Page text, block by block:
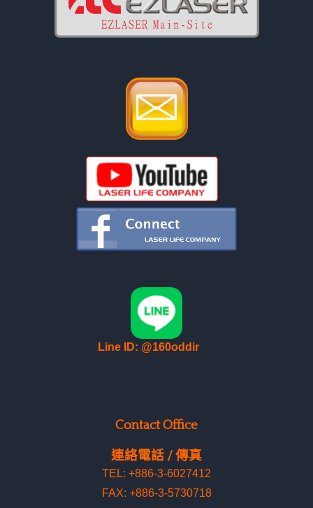
Line ID: @160oddir
Contact Office
連絡電話 / 傳真
TEL: +886-3-6027412
FAX: +886-3-5730718